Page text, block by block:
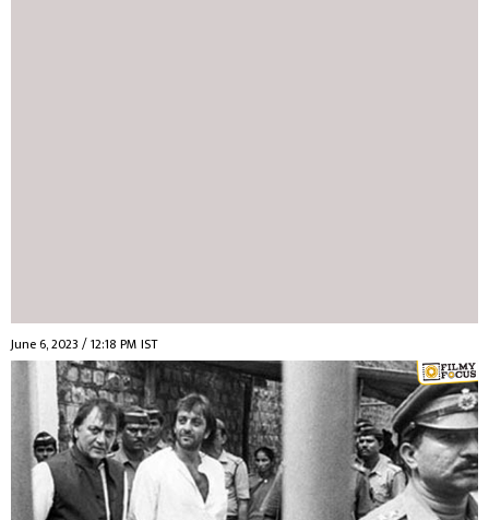
June 6, 2023 / 12:18 PM IST